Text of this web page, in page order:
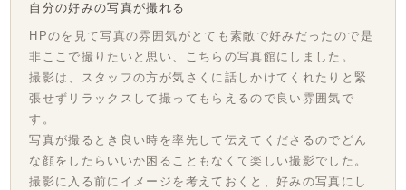
自分の好みの写真が撮れる
HPのを見て写真の雰囲気がとても素敵で好みだったので是
非ここで撮りたいと思い、こちらの写真館にしました。
撮影は、スタッフの方が気さくに話しかけてくれたりと緊
張せずリラックスして撮ってもらえるので良い雰囲気で
す。
写真が撮るとき良い時を率先して伝えてくださるのでどん
な顔をしたらいいか困ることもなくて楽しい撮影でした。
撮影に入る前にイメージを考えておくと、好みの写真にし